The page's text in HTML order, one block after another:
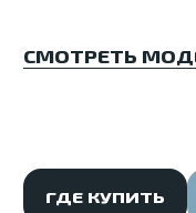
СМОТРЕТЬ
ГДЕ КУПИТЬ